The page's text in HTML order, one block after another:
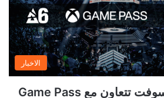
الاخبار
شركة يوبي سوفت تتعاون مع Game Pass